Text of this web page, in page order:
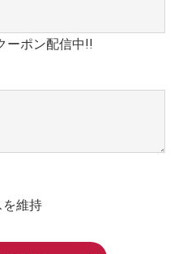
ーポン配信中!!
を維持